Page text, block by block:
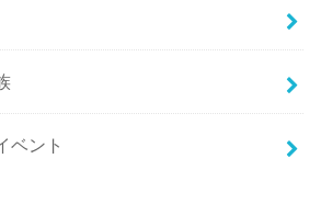
ベント